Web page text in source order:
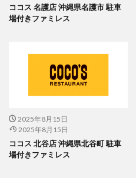
ココス 名護店 沖縄県名護市 駐車
場付きファミレス
2025年8月15日
2025年8月15日
ココス 北谷店 沖縄県北谷町 駐車
場付きファミレス